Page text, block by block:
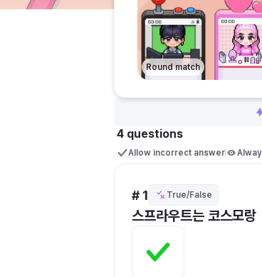
Round match
4 questions
Allow incorrect answer
# 1 True/False
스프라우트는 코스모랑